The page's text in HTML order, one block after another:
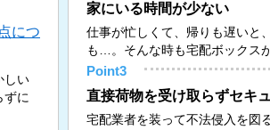
につ
しい
ずに
家にいる時間が少ない
仕事が忙しくて、帰りも遅いと
も…。そんな時も宅配ボックス
Point3
直接荷物を受け取らずセキ
宅配業者を装って不法侵入を図